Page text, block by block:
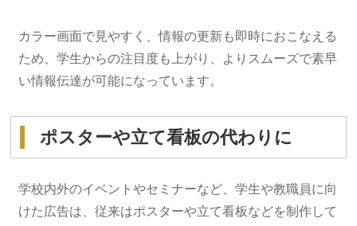
カラー画面で見やすく、情報の更新も即時におこなえる
ため、学生からの注目度も上がり、よりスムーズで素早
い情報伝達が可能になっています。
ポスターや立て看板の代わりに
学校内外のイベントやセミナーなど、学生や教職員に向
けた広告は、従来はポスターや立て看板などを制作して